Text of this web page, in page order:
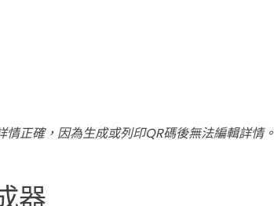
正確，因為生成或列印QR碼後無法編輯詳情。